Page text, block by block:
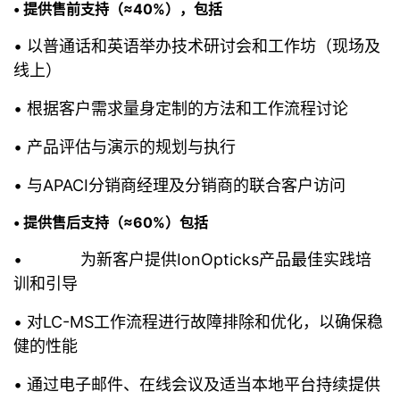
• 提供售前支持（≈40%），包括
• 以普通话和英语举办技术研讨会和工作坊（现场及
线上）
• 根据客户需求量身定制的方法和工作流程讨论
• 产品评估与演示的规划与执行
• 与APACI分销商经理及分销商的联合客户访问
• 提供售后支持（≈60%）包括
• 为新客户提供IonOpticks产品最佳实践培
训和引导
• 对LC-MS工作流程进行故障排除和优化，以确保稳
健的性能
• 通过电子邮件、在线会议及适当本地平台持续提供